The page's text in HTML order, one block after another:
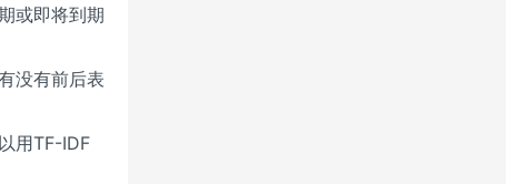
或即将到期
没有前后表
用TF-IDF